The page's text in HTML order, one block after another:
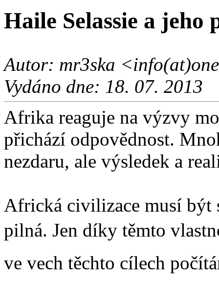
Haile Selassie a jeho
Autor: mr3ska
Vydáno dne: 18. 07. 2013
Afrika reaguje na výzvy
přichází odpovědnost.
nezdaru, ale výsledek a
Africká civilizace musí být
pilná. Jen díky těmto
ve vech těchto cílech